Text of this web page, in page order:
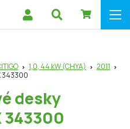
1,0, 44 kW (CHYA)
2011
343300
desky
343300